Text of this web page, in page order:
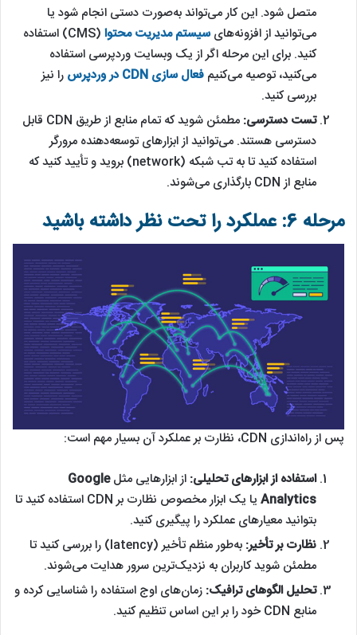
متصل شود. این کار می‌تواند به‌صورت دستی انجام شود یا
می‌توانید از افزونه‌هایسیستم مدیریت محتوا
(CMS) استفاده
کنید. برای این مرحله اگر از یک وبسایت وردپرسی استفاده
می‌کنید، توصیه می‌کنیم فعال سازی CDN در وردپرس
را نیز
بررسی کنید.
تست دسترسی:
مطمئن شوید که تمام منابع از طریق CDN قابل
دسترسی هستند. می‌توانید از ابزارهای توسعه‌دهنده مرورگر
استفاده کنید تا به تب شبکه (network) بروید و تأیید کنید که
منابع از CDN بارگذاری می‌شوند.
مرحله 6: عملکرد را تحت نظر داشته باشید
پس از راه‌اندازی CDN، نظارت بر عملکرد آن بسیار مهم است:
استفاده از ابزارهای تحلیلی: از ابزارهایی مثلGoogle
Analytics
یا یک ابزار مخصوص نظارت بر CDN استفاده کنید تا
بتوانید معیارهای عملکرد را پیگیری کنید.
نظارت بر تأخیر:
به‌طور منظم تأخیر (latency) را بررسی کنید تا
مطمئن شوید کاربران به نزدیک‌ترین سرور هدایت می‌شوند.
تحلیل الگوهای ترافیک: زمان‌های اوج استفاده را شناسایی کرده و
منابع CDN خود را بر این اساس تنظیم کنید.